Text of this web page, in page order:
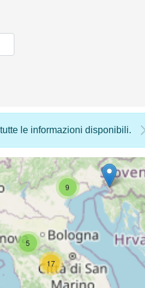
le informazioni disponibili.
5
9
17